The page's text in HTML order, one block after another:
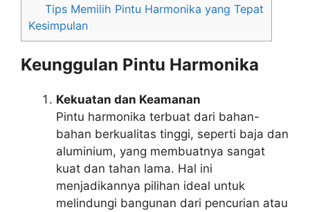
Tips Memilih Pintu Harmonika yang Tepat
Kesimpulan
Keunggulan Pintu Harmonika
Kekuatan dan Keamanan
Pintu harmonika terbuat dari bahan-
bahan berkualitas tinggi, seperti baja dan
aluminium, yang membuatnya sangat
kuat dan tahan lama. Hal ini
menjadikannya pilihan ideal untuk
melindungi bangunan dari pencurian atau